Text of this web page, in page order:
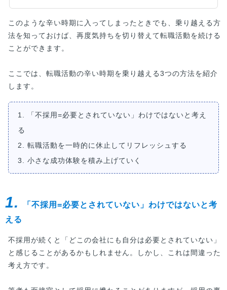
このような辛い時期に入ってしまったときでも、乗り越える方
法を知っておけば、再度気持ちを切り替えて転職活動を続ける
ことができます。
ここでは、転職活動の辛い時期を乗り越える3つの方法を紹介
します。
1. 「不採用=必要とされていない」わけではないと考え
る
2. 転職活動を一時的に休止してリフレッシュする
3. 小さな成功体験を積み上げていく
1.
「不採用=必要とされていない」わけではないと考
える
不採用が続くと「どこの会社にも自分は必要とされていない」
と感じることがあるかもしれません。しかし、これは間違った
考え方です。